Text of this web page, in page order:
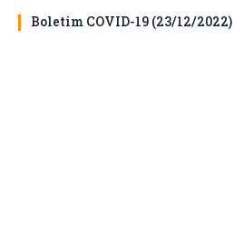
Boletim COVID-19 (23/12/2022)